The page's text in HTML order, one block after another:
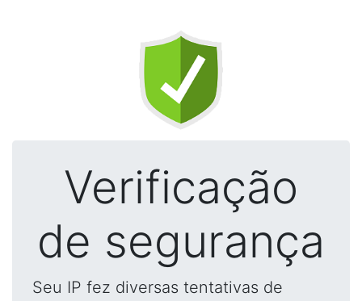
Verificação
de segurança
Seu IP fez diversas tentativas de